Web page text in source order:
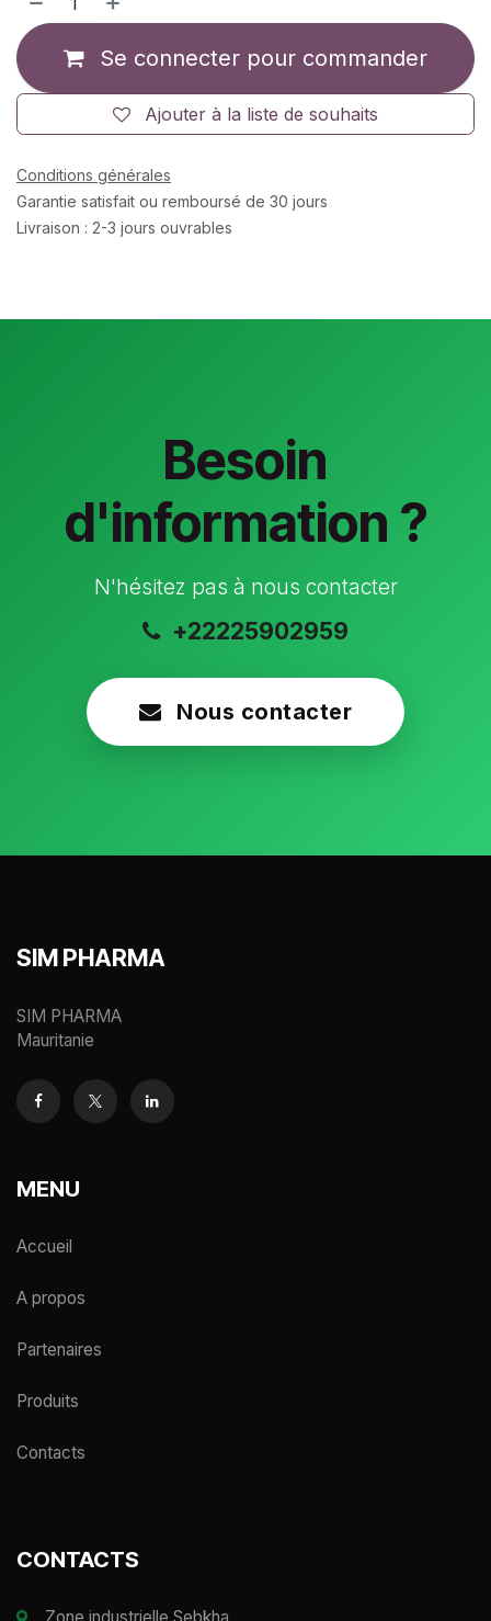
Se connecter pour commander
Ajouter à la liste de souhaits
Conditions générales
Garantie satisfait ou remboursé de 30 jours
Livraison : 2-3 jours ouvrables
Besoin
d'information ?
N'hésitez pas à nous contacter
+22225902959
Nous contacter
SIM PHARMA
SIM PHARMA
Mauritanie
MENU
Accueil
A propos
Partenaires
Produits
Contacts
CONTACTS